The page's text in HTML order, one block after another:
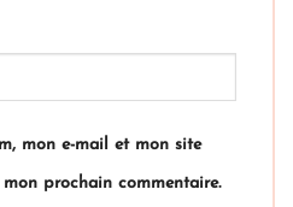
mon e-mail et mon site
prochain commentaire.